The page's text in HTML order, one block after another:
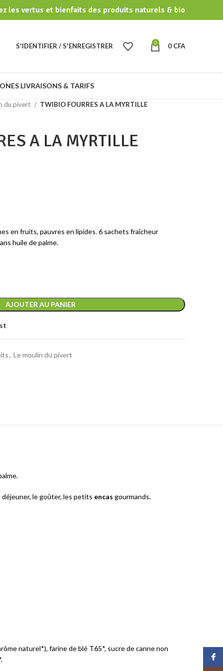
les vertus et bienfaits des produits naturels & bio
S'IDENTIFIER / S'ENREGISTRER 0 0 CFA
LIVRAISONS & TARIFS
du pivert TWIBIO FOURRES A LA MYRTILLE
A LA MYRTILLE
en fruits, pauvres en lipides. 6 sachets fraîcheur
huile de palme.
AJOUTER AU PANIER
, Le moulin du pivert
le goûter, les petits encas gourmands.
naturel*), farine de blé T65*, sucre de canne non